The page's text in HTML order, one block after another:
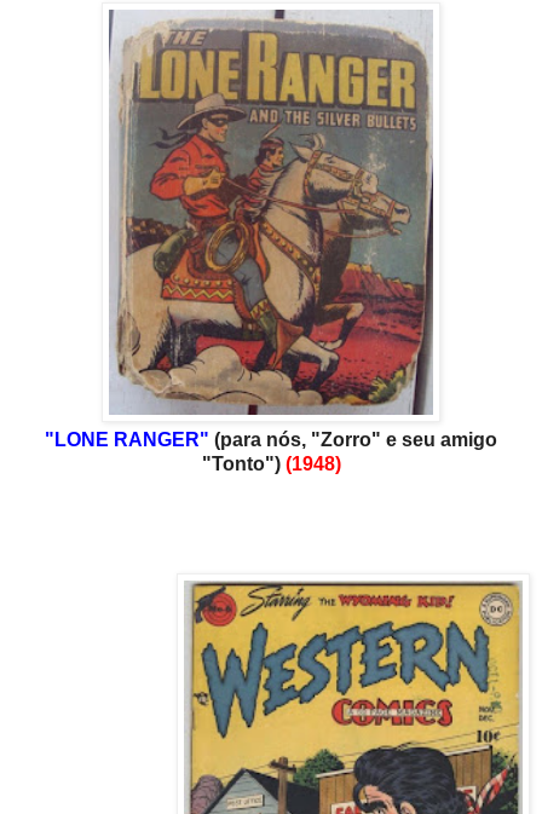
"LONE RANGER" (para nós, "Zorro" e seu amigo
"Tonto") (1948)